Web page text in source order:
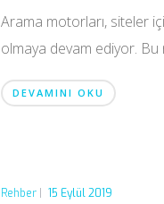
Arama motorları, siteler
olmaya devam ediyor.
DEVAMINI OKU
Rehber | 15 Eylül 2019